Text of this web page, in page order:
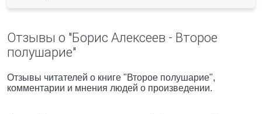
Отзывы о "Борис Алексеев - Второе
полушарие"
Отзывы читателей о книге "Второе полушарие",
комментарии и мнения людей о произведении.